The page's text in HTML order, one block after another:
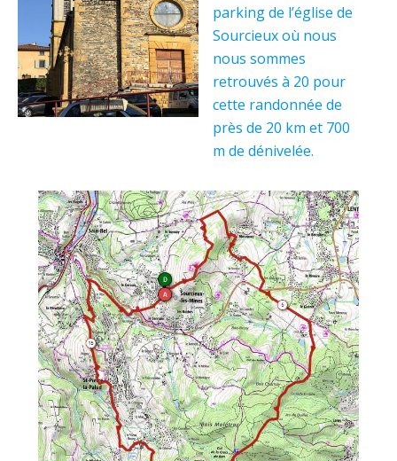
parking de l’église de
Sourcieux où nous
nous sommes
retrouvés à 20 pour
cette randonnée de
près de 20 km et 700
m de dénivelée.